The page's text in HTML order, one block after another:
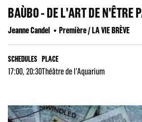
BAÙBO - DE L'ART DE N'ÊTRE
Jeanne Candel Première / LA VIE BRÈVE
SCHEDULES
17:00, 20:30
PLACE
Théâtre de l'Aquarium